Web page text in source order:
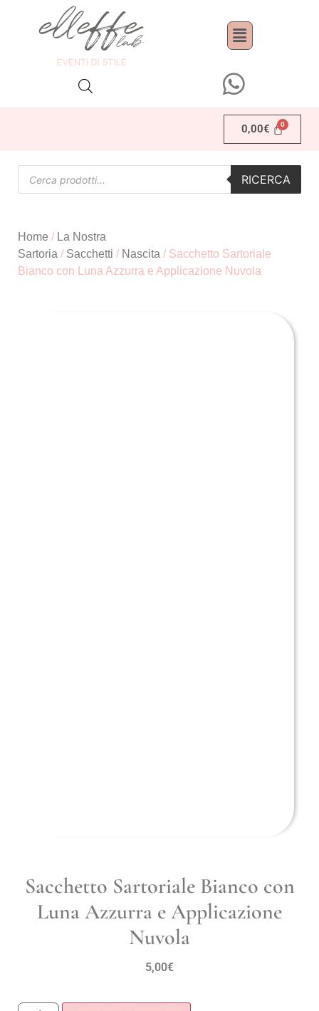
0,00€
RICERCA
Home / La Nostra
Sartoria / Sacchetti / Nascita / Sacchetto Sartoriale
Bianco con Luna Azzurra e Applicazione Nuvola
Sacchetto Sartoriale Bianco con
Luna Azzurra e Applicazione
Nuvola
5,00€